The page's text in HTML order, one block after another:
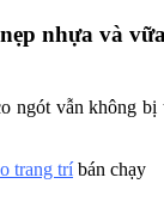
nhựa và
ngót vẫn không bị
trang tríbán chạy